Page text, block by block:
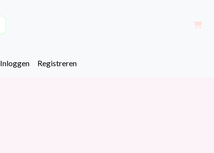
Inloggen Registreren